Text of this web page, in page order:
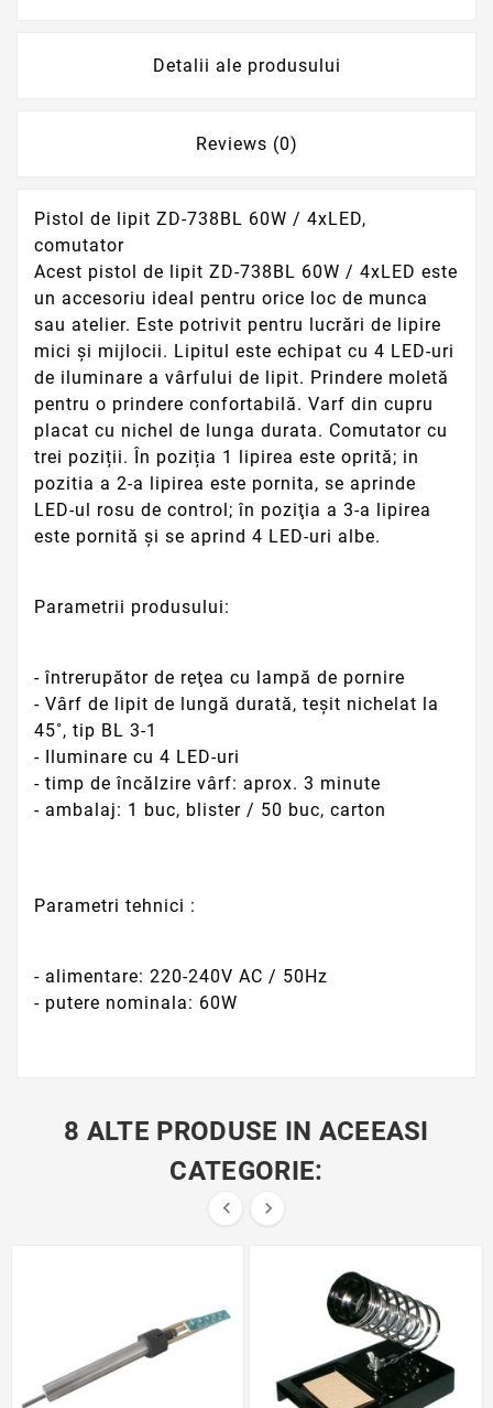
Detalii ale produsului
Reviews (0)
Pistol de lipit ZD-738BL 60W / 4xLED,
comutator
Acest pistol de lipit ZD-738BL 60W / 4xLED este
un accesoriu ideal pentru orice loc de munca
sau atelier. Este potrivit pentru lucrări de lipire
mici și mijlocii. Lipitul este echipat cu 4 LED-uri
de iluminare a vârfului de lipit. Prindere moletă
pentru o prindere confortabilă. Varf din cupru
placat cu nichel de lunga durata. Comutator cu
trei poziții. În poziția 1 lipirea este oprită; in
pozitia a 2-a lipirea este pornita, se aprinde
LED-ul rosu de control; în poziţia a 3-a lipirea
este pornită şi se aprind 4 LED-uri albe.
Parametrii produsului:
- întrerupător de reţea cu lampă de pornire
- Vârf de lipit de lungă durată, teșit nichelat la
45˚, tip BL 3-1
- Iluminare cu 4 LED-uri
- timp de încălzire vârf: aprox. 3 minute
- ambalaj: 1 buc, blister / 50 buc, carton
Parametri tehnici :
- alimentare: 220-240V AC / 50Hz
- putere nominala: 60W
8 ALTE PRODUSE IN ACEEASI
CATEGORIE:
 